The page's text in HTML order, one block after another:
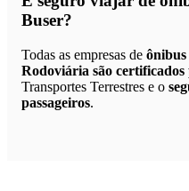
Buser?
Todas as empresas de ônibus
Rodoviária são
Transportes Terrestres e o
passageiros.